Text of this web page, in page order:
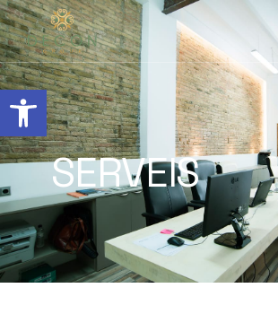
Obre la barra d'eines
SERVEIS